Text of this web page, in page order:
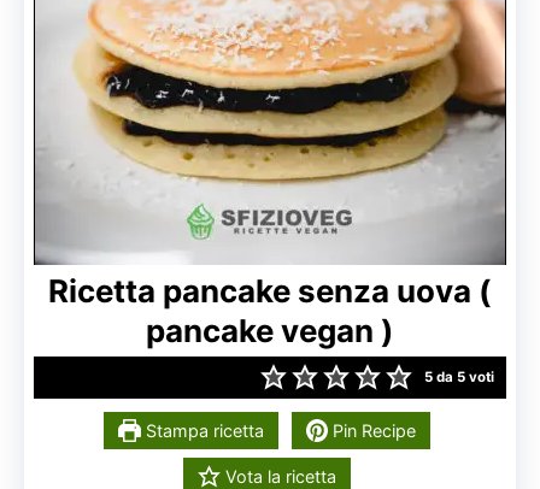
Ricetta pancake senza uova (
pancake vegan )
5da 5voti
Stampa ricetta Pin Recipe
Vota la ricetta